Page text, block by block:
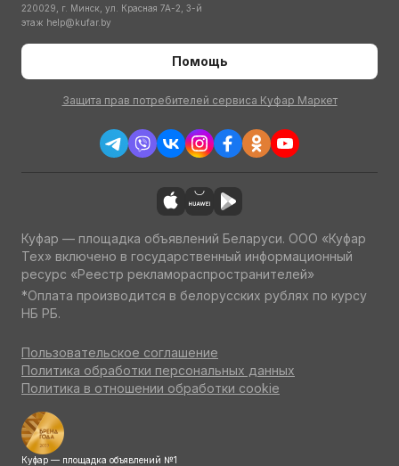
220029, г. Минск, ул. Красная 7А-2, 3-й
этаж help@kufar.by
Помощь
Защита прав потребителей сервиса Куфар Маркет
Куфар — площадка объявлений Беларуси. ООО «Куфар
Тех» включено в государственный информационный
ресурс «Реестр рекламораспространителей»
*Оплата производится в белорусских рублях по курсу
НБ РБ.
Пользовательское соглашение
Политика обработки персональных данных
Политика в отношении обработки cookie
Куфар — площадка объявлений №1